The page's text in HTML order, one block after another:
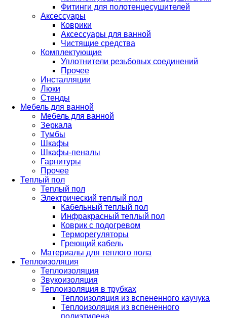
Фитинги для полотенцесушителей
Аксессуары
Коврики
Аксессуары для ванной
Чистящие средства
Комплектующие
Уплотнители резьбовых соединений
Прочее
Инсталляции
Люки
Стенды
Мебель для ванной
Мебель для ванной
Зеркала
Тумбы
Шкафы
Шкафы-пеналы
Гарнитуры
Прочее
Теплый пол
Теплый пол
Электрический теплый пол
Кабельный теплый пол
Инфракрасный теплый пол
Коврик с подогревом
Терморегуляторы
Греющий кабель
Материалы для теплого пола
Теплоизоляция
Теплоизоляция
Звукоизоляция
Теплоизоляция в трубках
Теплоизоляция из вспененного каучука
Теплоизоляция из вспененного